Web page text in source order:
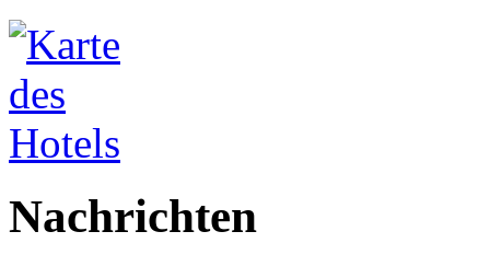
Nachrichten